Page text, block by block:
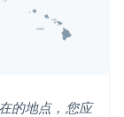
的地点，您应